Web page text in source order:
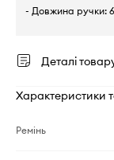
- Довжина ручки:
Деталі
Характеристики
Ремінь